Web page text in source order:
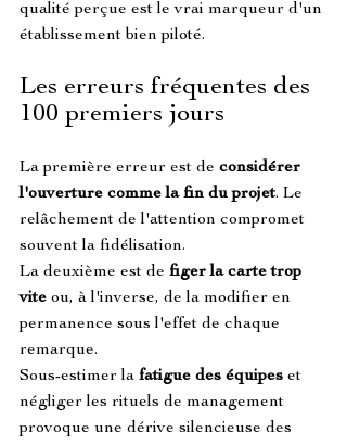
qualité perçue est le vrai marqueur d'un
établissement bien piloté.
Les erreurs fréquentes des
100 premiers jours
La première erreur est de considérer
l'ouverture comme la fin du projet. Le
relâchement de l'attention compromet
souvent la fidélisation.
La deuxième est de figer la carte trop
vite ou, à l'inverse, de la modifier en
permanence sous l'effet de chaque
remarque.
Sous-estimer la fatigue des équipes et
négliger les rituels de management
provoque une dérive silencieuse des